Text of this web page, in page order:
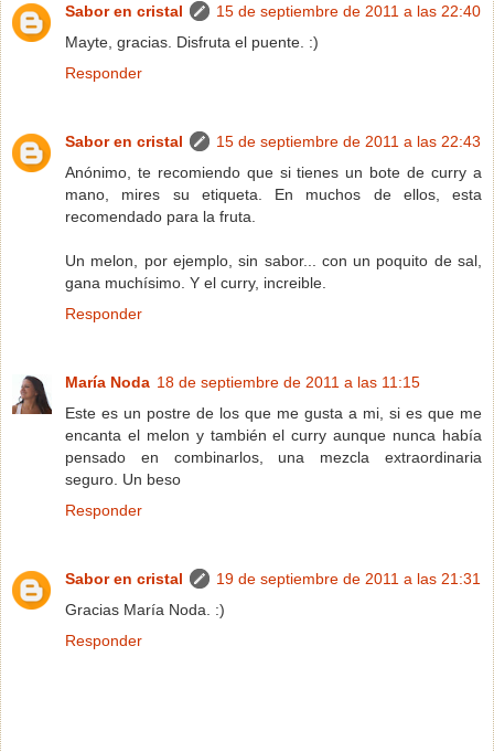
Sabor en cristal
15 de septiembre de 2011 a las 22:40
Mayte, gracias. Disfruta el puente. :)
Responder
Sabor en cristal
15 de septiembre de 2011 a las 22:43
Anónimo, te recomiendo que si tienes un bote de curry a
mano, mires su etiqueta. En muchos de ellos, esta
recomendado para la fruta.
Un melon, por ejemplo, sin sabor... con un poquito de sal,
gana muchísimo. Y el curry, increible.
Responder
María Noda 18 de septiembre de 2011 a las 11:15
Este es un postre de los que me gusta a mi, si es que me
encanta el melon y también el curry aunque nunca había
pensado en combinarlos, una mezcla extraordinaria
seguro. Un beso
Responder
Sabor en cristal
19 de septiembre de 2011 a las 21:31
Gracias María Noda. :)
Responder